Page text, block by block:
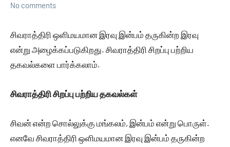
No comments
சிவராத்திரி ஒளிமயமான இரவு இன்பம் தருகின்ற இரவு
என்று அழைக்கப்படுகிறது. சிவராத்திரி சிறப்பு பற்றிய
தகவல்களை பார்க்கலாம்.
சிவராத்திரி சிறப்பு பற்றிய தகவல்கள்
சிவன் என்ற சொல்லுக்கு மங்கலம், இன்பம் என்று பொருள்.
எனவே சிவராத்திரி ஒளிமயமான இரவு இன்பம் தருகின்ற